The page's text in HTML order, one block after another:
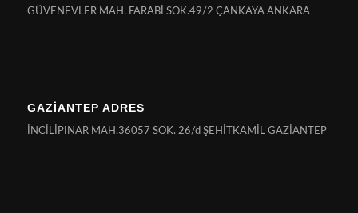
GÜVENEVLER MAH. FARABİ SOK.49/2 ÇANKAYA ANKARA
GAZİANTEP ADRES
İNCİLİPINAR MAH.36057 SOK. 26/d ŞEHİTKAMİL GAZİANTEP